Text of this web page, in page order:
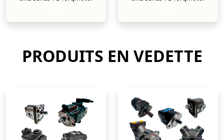
PRODUITS EN VEDETTE